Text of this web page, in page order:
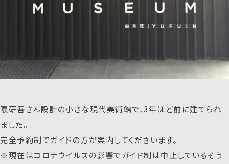
隈研吾さん設計の小さな現代美術館で、3年ほど前に建てられ
ました。
完全予約制でガイドの方が案内してくださいます。
※現在はコロナウイルスの影響でガイド制は中止しているそう